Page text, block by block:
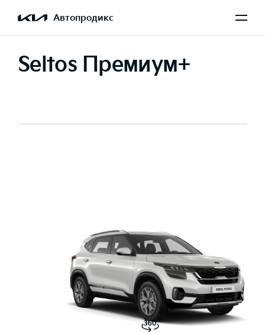
Автопродикс
Seltos Премиум+